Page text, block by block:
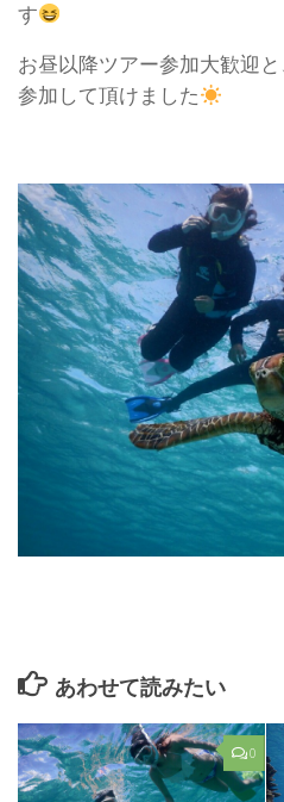
す
お昼以降ツアー参加大歓迎
参加して頂けました
あわせて読みたい
0